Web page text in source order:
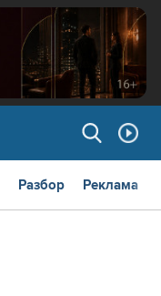
Разбор Реклама